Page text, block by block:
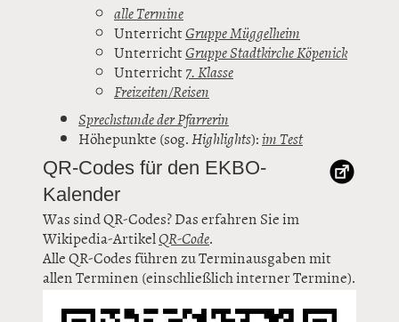
alle Termine
UnterrichtGruppe Müggelheim
UnterrichtGruppe Stadtkirche Köpenick
Unterricht7. Klasse
Freizeiten/Reisen
Sprechstunde der Pfarrerin
Höhepunkte (sog.Highlights):im Test
QR-Codes für den EKBO-
Kalender
Was sind QR-Codes? Das erfahren Sie im
Wikipedia-ArtikelQR-Code.
Alle QR-Codes führen zu Terminausgaben mit
allen Terminen (einschließlich interner Termine).